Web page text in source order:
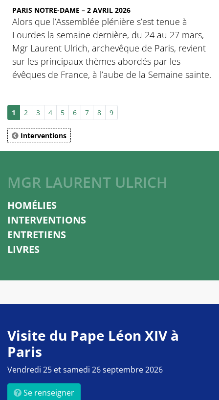
PARIS NOTRE-DAME – 2 AVRIL 2026
Alors que l’Assemblée plénière s’est tenue à
Lourdes la semaine dernière, du 24 au 27 mars,
Mgr Laurent Ulrich, archevêque de Paris, revient
sur les principaux thèmes abordés par les
évêques de France, à l’aube de la Semaine sainte.
1 2 3 4 5 6 7 8 9
Interventions
MGR LAURENT ULRICH
HOMÉLIES
INTERVENTIONS
ENTRETIENS
LIVRES
Visite du Pape Léon XIV à
Paris
Vendredi 25 et samedi 26 septembre 2026
Se renseigner